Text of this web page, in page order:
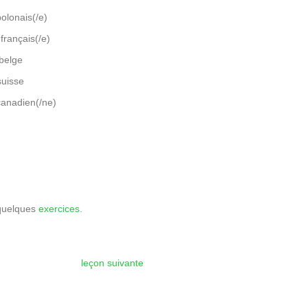
e)
français(/e)
belge
ne)
exercices.
leçon suivante